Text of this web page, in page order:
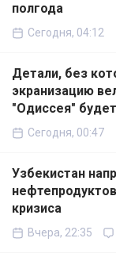
полгода
Сегодня, 04:12
Детали, без
экранизацию
"Одиссея"
Сегодня, 00:47
Узбекистан
кризиса
Вчера, 22:35